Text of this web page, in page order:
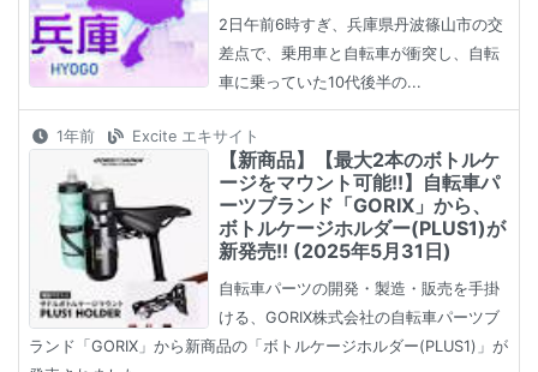
2日午前6時すぎ、兵庫県丹波篠山市の交
差点で、乗用車と自転車が衝突し、自転
車に乗っていた10代後半の...
1年前 Excite エキサイト
【新商品】【最大2本のボトルケ
ージをマウント可能!!】自転車パ
ーツブランド「GORIX」から、
ボトルケージホルダー(PLUS1)が
新発売!! (2025年5月31日)
自転車パーツの開発・製造・販売を手掛
ける、GORIX株式会社の自転車パーツブ
ランド「GORIX」から新商品の「ボトルケージホルダー(PLUS1)」が